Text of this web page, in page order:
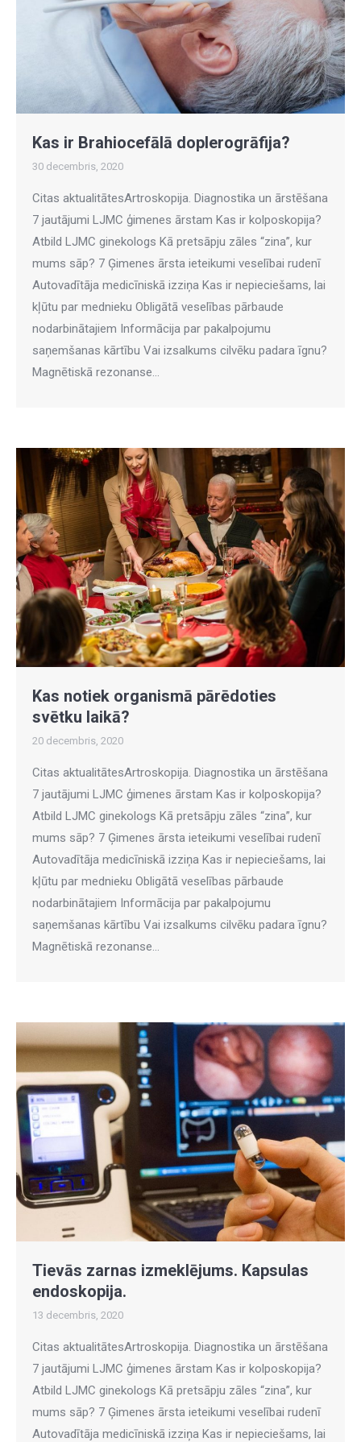
Kas ir Brahiocefālā doplerogrāfija?
30 decembris, 2020
Citas aktualitātesArtroskopija. Diagnostika un ārstēšana
7 jautājumi LJMC ģimenes ārstam Kas ir kolposkopija?
Atbild LJMC ginekologs Kā pretsāpju zāles “zina”, kur
mums sāp? 7 Ģimenes ārsta ieteikumi veselībai rudenī
Autovadītāja medicīniskā izziņa Kas ir nepieciešams, lai
kļūtu par mednieku Obligātā veselības pārbaude
nodarbinātajiem Informācija par pakalpojumu
saņemšanas kārtību Vai izsalkums cilvēku padara īgnu?
Magnētiskā rezonanse…
Kas notiek organismā pārēdoties
svētku laikā?
20 decembris, 2020
Citas aktualitātesArtroskopija. Diagnostika un ārstēšana
7 jautājumi LJMC ģimenes ārstam Kas ir kolposkopija?
Atbild LJMC ginekologs Kā pretsāpju zāles “zina”, kur
mums sāp? 7 Ģimenes ārsta ieteikumi veselībai rudenī
Autovadītāja medicīniskā izziņa Kas ir nepieciešams, lai
kļūtu par mednieku Obligātā veselības pārbaude
nodarbinātajiem Informācija par pakalpojumu
saņemšanas kārtību Vai izsalkums cilvēku padara īgnu?
Magnētiskā rezonanse…
Tievās zarnas izmeklējums. Kapsulas
endoskopija.
13 decembris, 2020
Citas aktualitātesArtroskopija. Diagnostika un ārstēšana
7 jautājumi LJMC ģimenes ārstam Kas ir kolposkopija?
Atbild LJMC ginekologs Kā pretsāpju zāles “zina”, kur
mums sāp? 7 Ģimenes ārsta ieteikumi veselībai rudenī
Autovadītāja medicīniskā izziņa Kas ir nepieciešams, lai